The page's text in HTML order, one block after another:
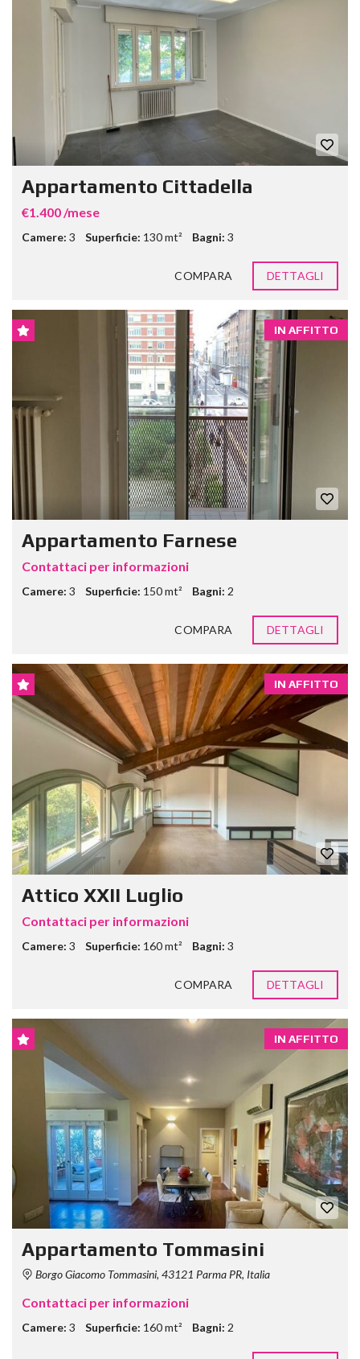
Appartamento Cittadella
€1.400 /mese
Camere: 3 Superficie: 130 mt² Bagni: 3
COMPARA DETTAGLI
IN AFFITTO
Appartamento Farnese
Contattaci per informazioni
Camere: 3 Superficie: 150 mt² Bagni: 2
COMPARA DETTAGLI
IN AFFITTO
Attico XXII Luglio
Contattaci per informazioni
Camere: 3 Superficie: 160 mt² Bagni: 3
COMPARA DETTAGLI
IN AFFITTO
Appartamento Tommasini
Borgo Giacomo Tommasini, 43121 Parma PR, Italia
Contattaci per informazioni
Camere: 3 Superficie: 160 mt² Bagni: 2